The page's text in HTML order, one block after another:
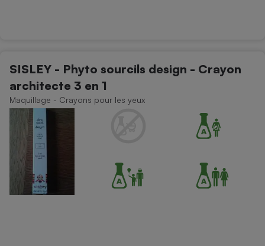
SISLEY - Phyto sourcils design - Crayon
architecte 3 en 1
Maquillage - Crayons pour les yeux